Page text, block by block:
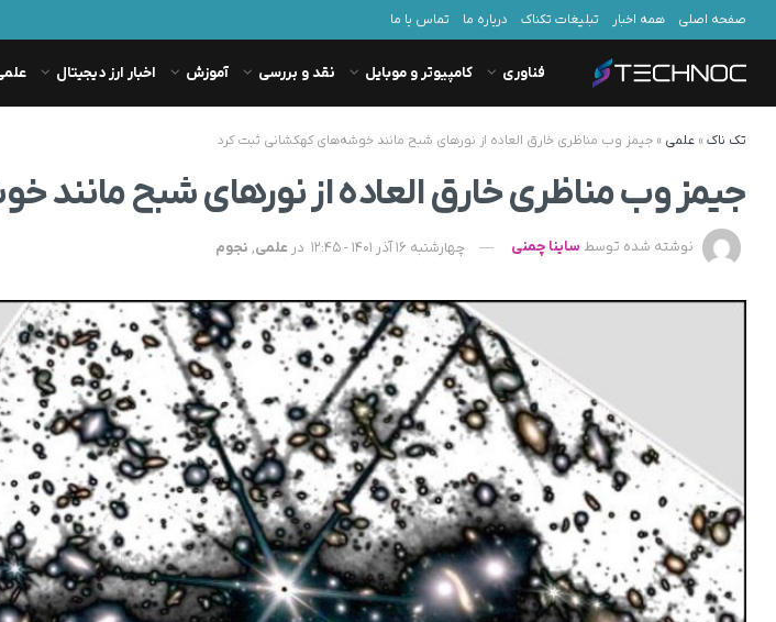
صفحه اصلی همه اخبار تبلیغات تکناک درباره ما تماس با ما
فناوری کامپیوتر و موبایل نقد و بررسی آموزش اخبار ارز دیجیتال
تک ناک» علمی » جیمز وب مناظری خارق العاده از نورهای شبح مانند خوشه‌های کهکشانی ثبت کرد
جیمز وب مناظری خارق العاده از نورهای شبح مانند
نوشته شده توسط ساینا چمنی چهارشنبه 16 آذر 1401 - 12:45 در علمی, نجوم